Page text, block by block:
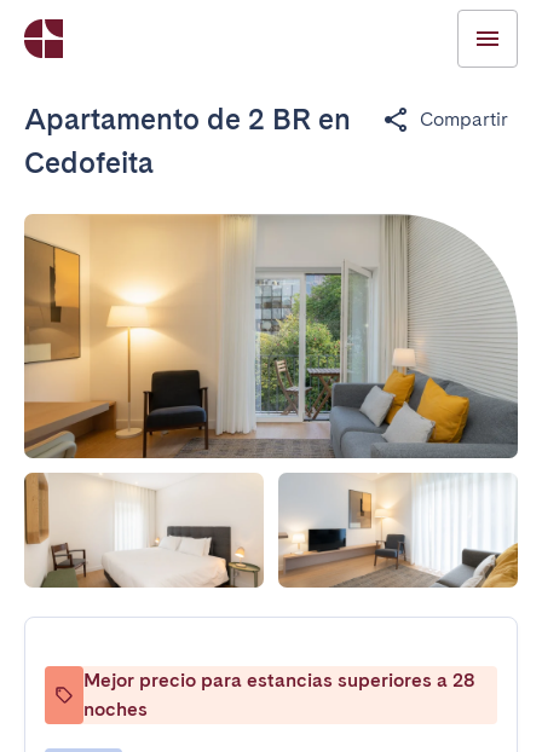
Apartamento de 2 BR en
Cedofeita
Compartir
Mejor precio para estancias superiores a 28
noches